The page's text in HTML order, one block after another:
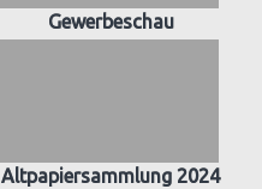
Gewerbeschau
Altpapiersammlung 2024